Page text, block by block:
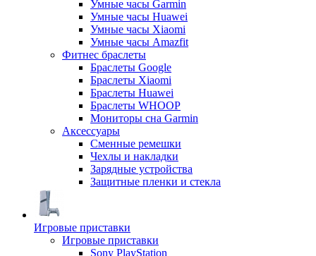
Умные часы Garmin
Умные часы Huawei
Умные часы Xiaomi
Умные часы Amazfit
Фитнес браслеты
Браслеты Google
Браслеты Xiaomi
Браслеты Huawei
Браслеты WHOOP
Мониторы сна Garmin
Аксессуары
Сменные ремешки
Чехлы и накладки
Зарядные устройства
Защитные пленки и стекла
Игровые приставки
Игровые приставки
Sony PlayStation